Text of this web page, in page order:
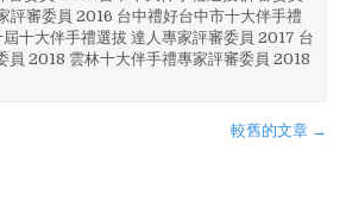
評審委員 2016 台中禮好台中市十大伴手禮
十大伴手禮選拔 達人專家評審委員 2017 台
員 2018 雲林十大伴手禮專家評審委員 2018
較舊的文章 →